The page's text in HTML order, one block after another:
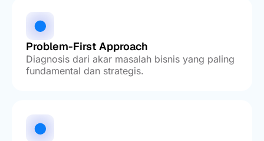
Problem-First Approach
Diagnosis dari akar masalah bisnis yang paling
fundamental dan strategis.